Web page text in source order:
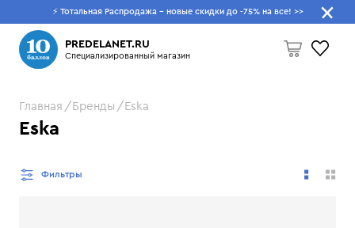
⚡ Тотальная Распродажа - новые скидки до -75% на все! >>
PREDELANET.RU
Специализированный магазин
Пусто
Что будем искать?
Главная Бренды Eska
Eska
Фильтры